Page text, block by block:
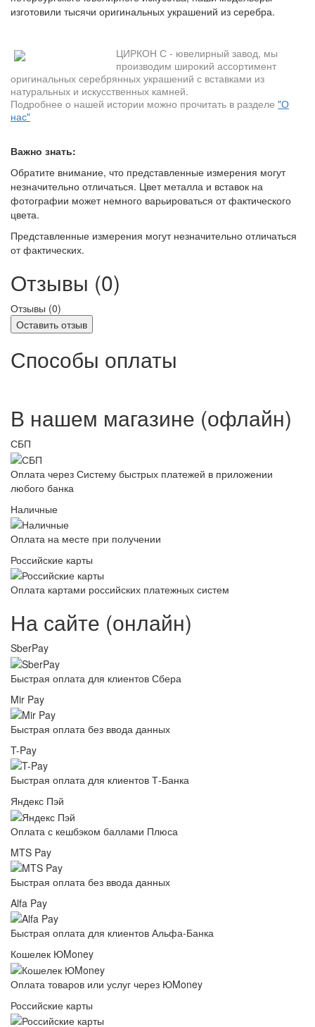
изготовили тысячи оригинальных украшений из серебра.
ЦИРКОН С - ювелирный завод, мы
производим широкий ассортимент
оригинальных серебрянных украшений с вставками из
натуральных и искусственных камней.
Подробнее о нашей истории можно прочитать в разделе "О
нас"
Важно знать:
Обратите внимание, что представленные измерения могут
незначительно отличаться. Цвет металла и вставок на
фотографии может немного варьироваться от фактического
цвета.
Представленные измерения могут незначительно отличаться
от фактических.
Отзывы (0)
Отзывы (0)
Оставить отзыв
Способы оплаты
В нашем магазине (офлайн)
СБП
Оплата через Систему быстрых платежей в приложении
любого банка
Наличные
Оплата на месте при получении
Российские карты
Оплата картами российских платежных систем
На сайте (онлайн)
SberPay
Быстрая оплата для клиентов Сбера
Mir Pay
Быстрая оплата без ввода данных
T-Pay
Быстрая оплата для клиентов Т-Банка
Яндекс Пэй
Оплата с кешбэком баллами Плюса
MTS Pay
Быстрая оплата без ввода данных
Alfa Pay
Быстрая оплата для клиентов Альфа-Банка
Кошелек ЮMoney
Оплата товаров или услуг через ЮMoney
Российские карты